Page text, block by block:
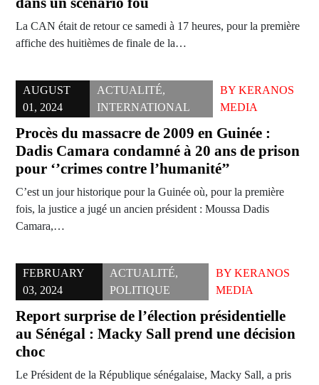
La CAN était de retour ce samedi à 17 heures, pour la première
affiche des huitièmes de finale de la…
AUGUST
01, 2024
ACTUALITÉ,
INTERNATIONAL
BYKERANOS
MEDIA
Procès du massacre de 2009 en Guinée :
Dadis Camara condamné à 20 ans de prison
pour ‘’crimes contre l’humanité’’
C’est un jour historique pour la Guinée où, pour la première
fois, la justice a jugé un ancien président : Moussa Dadis
Camara,…
FEBRUARY
03, 2024
ACTUALITÉ,
POLITIQUE
BYKERANOS
MEDIA
Report surprise de l’élection présidentielle
au Sénégal : Macky Sall prend une décision
choc
Le Président de la République sénégalaise, Macky Sall, a pris